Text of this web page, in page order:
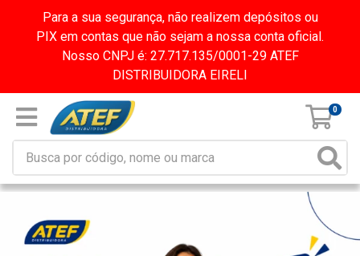
Para a sua segurança, não realizem depósitos ou
PIX em contas que não sejam a nossa conta oficial.
Nosso CNPJ é: 27.717.135/0001-29 ATEF
DISTRIBUIDORA EIRELI
0